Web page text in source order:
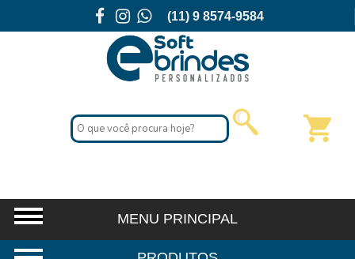
(11) 9 8574-9584